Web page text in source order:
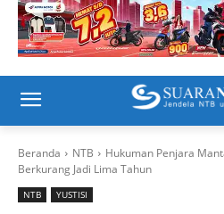
Beranda NTB
Hukuman Penjara
Berkurang Jadi Lima Tahun
NTB YUSTISI